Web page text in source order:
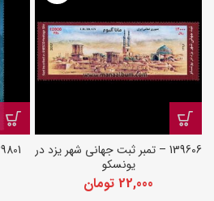
139606 – تمبر ثبت جهانی شهر یزد در
یونسکو
22,000 تومان